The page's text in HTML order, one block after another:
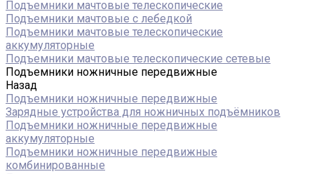
Подъемники мачтовые телескопические
Подъемники мачтовые с лебедкой
Подъемники мачтовые телескопические
аккумуляторные
Подъемники мачтовые телескопические сетевые
Подъемники ножничные передвижные
Назад
Подъемники ножничные передвижные
Зарядные устройства для ножничных подъёмников
Подъемники ножничные передвижные
аккумуляторные
Подъемники ножничные передвижные
комбинированные